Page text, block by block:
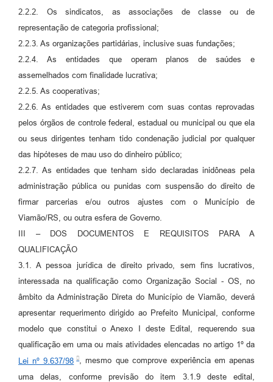
2.2.2. Os sindicatos, as associações de classe ou de
representação de categoria profissional;
2.2.3. As organizações partidárias, inclusive suas fundações;
2.2.4. As entidades que operam planos de saúdes e
assemelhados com finalidade lucrativa;
2.2.5. As cooperativas;
2.2.6. As entidades que estiverem com suas contas reprovadas
pelos órgãos de controle federal, estadual ou municipal ou que ela
ou seus dirigentes tenham tido condenação judicial por qualquer
das hipóteses de mau uso do dinheiro público;
2.2.7. As entidades que tenham sido declaradas inidôneas pela
administração pública ou punidas com suspensão do direito de
firmar parcerias e/ou outros ajustes com o Município de
Viamão/RS, ou outra esfera de Governo.
III – DOS DOCUMENTOS E REQUISITOS PARA A
QUALIFICAÇÃO
3.1. A pessoa jurídica de direito privado, sem fins lucrativos,
interessada na qualificação como Organização Social - OS, no
âmbito da Administração Direta do Município de Viamão, deverá
apresentar requerimento dirigido ao Prefeito Municipal, conforme
modelo que constitui o Anexo I deste Edital, requerendo sua
qualificação em uma ou mais atividades elencadas no artigo 1º da
Lei nº 9.637/98
, mesmo que comprove experiência em apenas
uma delas, conforme previsão do item 3.1.9 deste edital,